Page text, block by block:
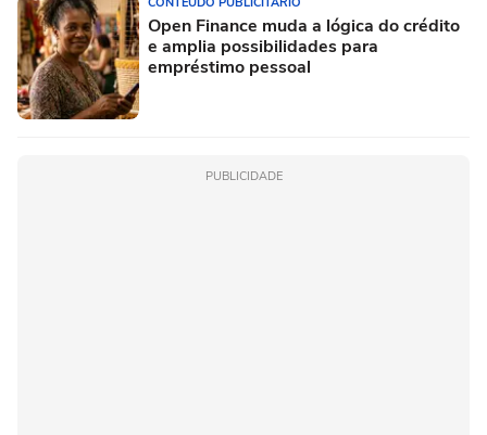
Open Finance muda a lógica do crédito
e amplia possibilidades para
empréstimo pessoal
PUBLICIDADE